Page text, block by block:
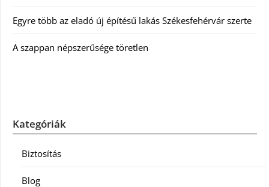
Egyre több az eladó új építésű lakás Székesfehérvár szerte
A szappan népszerűsége töretlen
Kategóriák
Biztosítás
Blog